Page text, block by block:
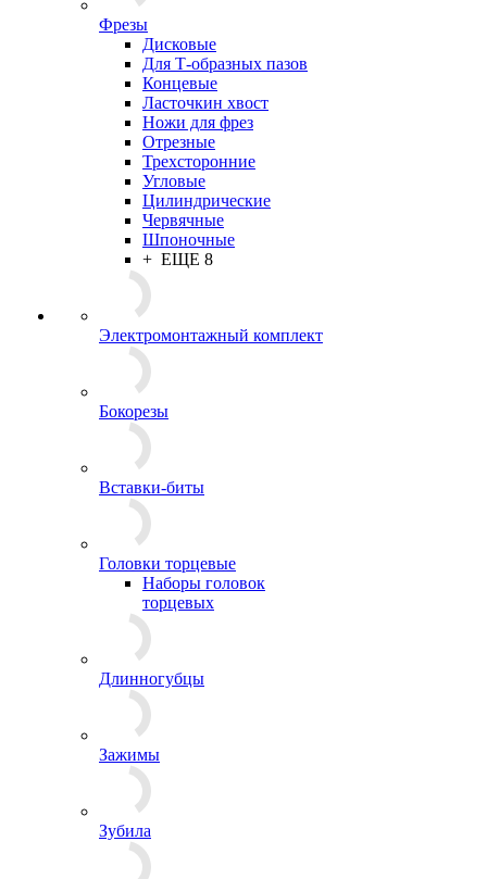
Фрезы
Дисковые
Для Т-образных пазов
Концевые
Ласточкин хвост
Ножи для фрез
Отрезные
Трехсторонние
Угловые
Цилиндрические
Червячные
Шпоночные
+ ЕЩЕ 8
Электромонтажный комплект
Бокорезы
Вставки-биты
Головки торцевые
Наборы головок
торцевых
Длинногубцы
Зажимы
Зубила